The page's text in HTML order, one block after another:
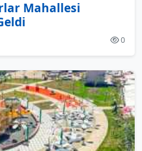
Mahallesi
0